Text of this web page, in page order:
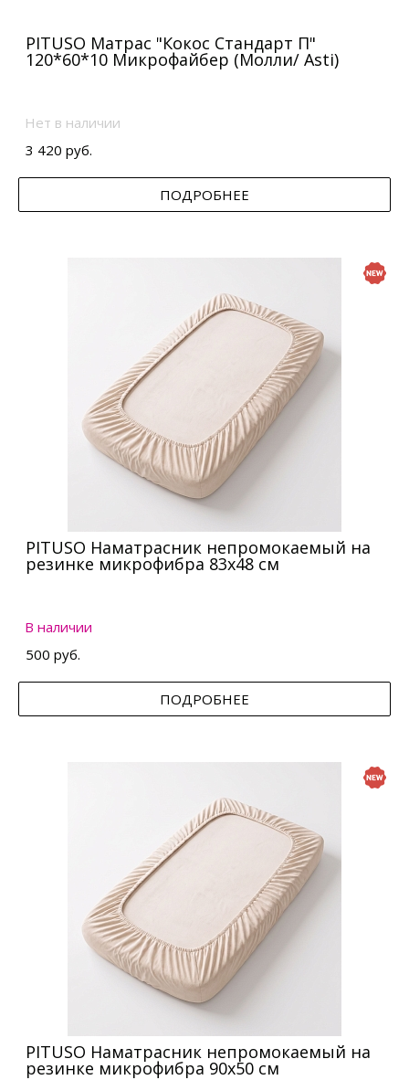
PITUSO Матрас "Кокос Стандарт П"
120*60*10 Микрофайбер (Молли/ Asti)
Нет в наличии
3 420 руб.
ПОДРОБНЕЕ
PITUSO Наматрасник непромокаемый на
резинке микрофибра 83х48 см
В наличии
500 руб.
ПОДРОБНЕЕ
PITUSO Наматрасник непромокаемый на
резинке микрофибра 90х50 см